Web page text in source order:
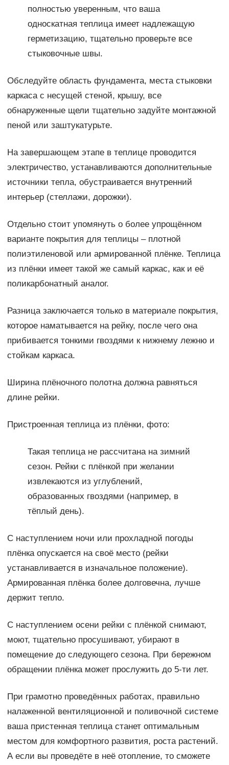
полностью уверенным, что ваша
односкатная теплица имеет надлежащую
герметизацию, тщательно проверьте все
стыковочные швы.
Обследуйте область фундамента, места стыковки
каркаса с несущей стеной, крышу, все
обнаруженные щели тщательно задуйте монтажной
пеной или заштукатурьте.
На завершающем этапе в теплице проводится
электричество, устанавливаются дополнительные
источники тепла, обустраивается внутренний
интерьер (стеллажи, дорожки).
Отдельно стоит упомянуть о более упрощённом
варианте покрытия для теплицы – плотной
полиэтиленовой или армированной плёнке. Теплица
из плёнки имеет такой же самый каркас, как и её
поликарбонатный аналог.
Разница заключается только в материале покрытия,
которое наматывается на рейку, после чего она
прибивается тонкими гвоздями к нижнему лежню и
стойкам каркаса.
Ширина плёночного полотна должна равняться
длине рейки.
Пристроенная теплица из плёнки, фото:
Такая теплица не рассчитана на зимний
сезон. Рейки с плёнкой при желании
извлекаются из углублений,
образованных гвоздями (например, в
тёплый день).
С наступлением ночи или прохладной погоды
плёнка опускается на своё место (рейки
устанавливается в изначальное положение).
Армированная плёнка более долговечна, лучше
держит тепло.
С наступлением осени рейки с плёнкой снимают,
моют, тщательно просушивают, убирают в
помещение до следующего сезона. При бережном
обращении плёнка может прослужить до 5-ти лет.
При грамотно проведённых работах, правильно
налаженной вентиляционной и поливочной системе
ваша пристенная теплица станет оптимальным
местом для комфортного развития, роста растений.
А если вы проведёте в неё отопление, то сможете